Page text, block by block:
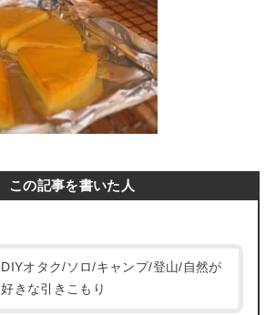
この記事を書いた人
DIYオタク/ソロ/キャンプ/登山/自然が
好きな引きこもり